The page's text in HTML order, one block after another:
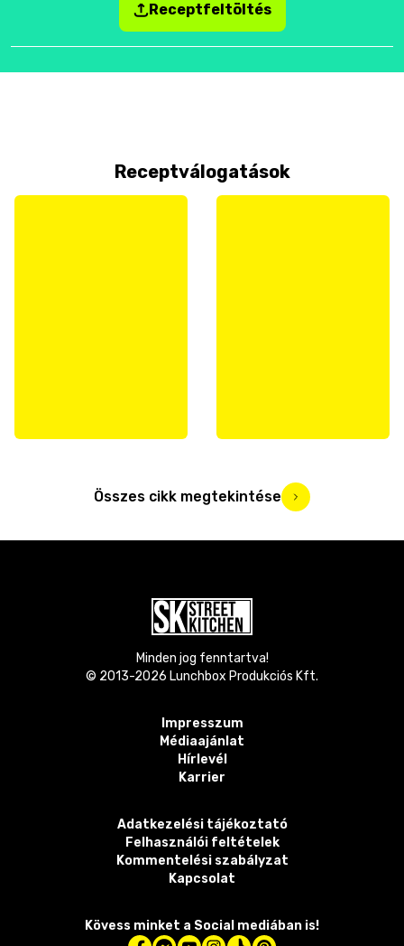
Receptfeltöltés
Receptválogatások
Összes cikk megtekintése
Minden jog fenntartva!
© 2013-2026 Lunchbox Produkciós Kft.
Impresszum
Médiaajánlat
Hírlevél
Karrier
Adatkezelési tájékoztató
Felhasználói feltételek
Kommentelési szabályzat
Kapcsolat
Kövess minket a Social mediában is!